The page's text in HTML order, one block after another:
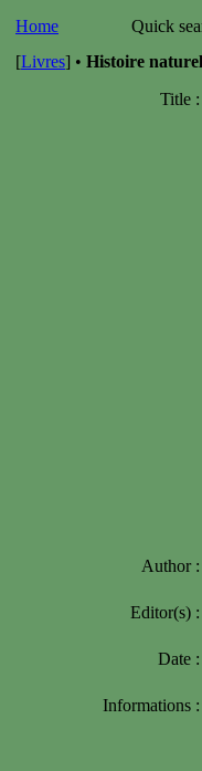
Home
Quick
[Livres] • Histoire
Title :
Author :
Editor(s) :
Date :
Informations :